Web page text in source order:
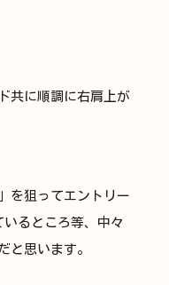
共に順調に右肩上が
を狙ってエントリー
いるところ等、中々
と思います。